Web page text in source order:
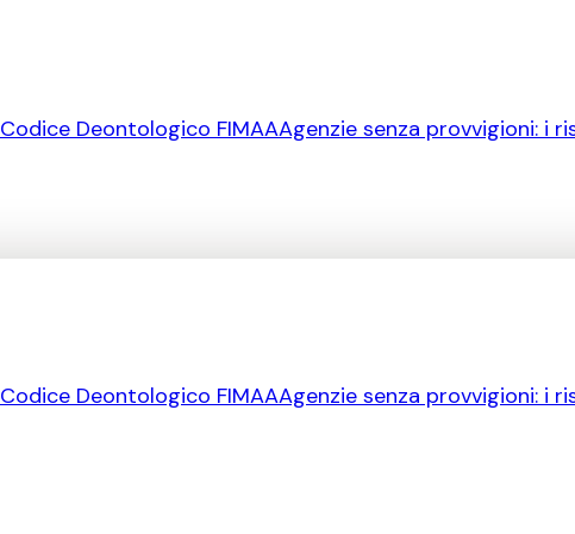
Codice Deontologico FIMAAAgenzie senza provvigioni: i
Codice Deontologico FIMAAAgenzie senza provvigioni: i